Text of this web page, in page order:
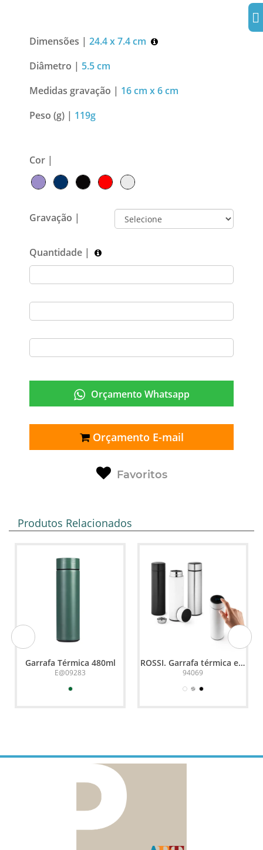
Dimensões | 24.4 x 7.4 cm
Diâmetro | 5.5 cm
Medidas gravação | 16 cm x 6 cm
Peso (g) | 119g
Cor |
Gravação |
Quantidade |
Orçamento Whatsapp
Orçamento E-mail
Favoritos
Produtos Relacionados
Garrafa Térmica 480ml
E@09283
ROSSI. Garrafa térmica em
aço inox de parede dupla
termômetro digital (450
94069